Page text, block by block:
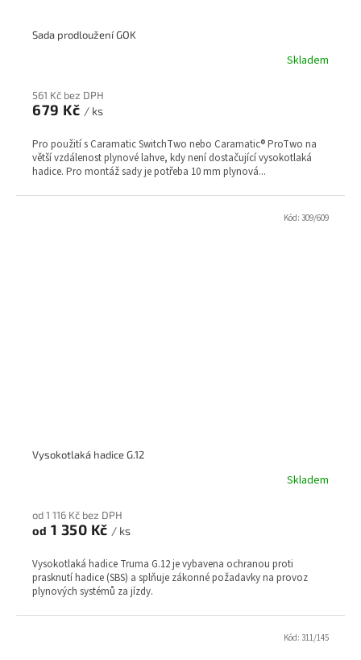
Sada prodloužení GOK
Skladem
561 Kč bez DPH
679 Kč / ks
Pro použití s Caramatic SwitchTwo nebo Caramatic® ProTwo na
větší vzdálenost plynové lahve, kdy není dostačující vysokotlaká
hadice. Pro montáž sady je potřeba 10 mm plynová...
Vysokotlaká hadice G.12
Skladem
od 1 116 Kč bez DPH
od 1 350 Kč / ks
Vysokotlaká hadice Truma G.12 je vybavena ochranou proti
prasknutí hadice (SBS) a splňuje zákonné požadavky na provoz
plynových systémů za jízdy.
Kód: 309/609
Kód: 311/145